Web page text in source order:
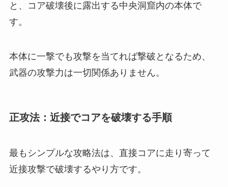
と、コア破壊後に露出する中央洞窟内の本体で
す。
本体に一撃でも攻撃を当てれば撃破となるため、
武器の攻撃力は一切関係ありません。
正攻法：近接でコアを破壊する手順
最もシンプルな攻略法は、直接コアに走り寄って
近接攻撃で破壊するやり方です。